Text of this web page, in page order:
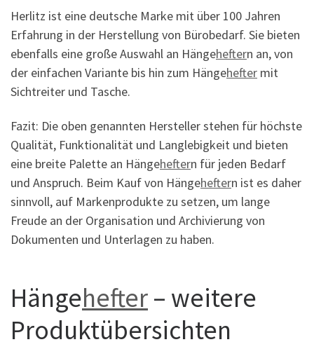
Herlitz ist eine deutsche Marke mit über 100 Jahren
Erfahrung in der Herstellung von Bürobedarf. Sie bieten
ebenfalls eine große Auswahl an Hängeheftern an, von
der einfachen Variante bis hin zum Hängehefter mit
Sichtreiter und Tasche.
Fazit: Die oben genannten Hersteller stehen für höchste
Qualität, Funktionalität und Langlebigkeit und bieten
eine breite Palette an Hängeheftern für jeden Bedarf
und Anspruch. Beim Kauf von Hängeheftern ist es daher
sinnvoll, auf Markenprodukte zu setzen, um lange
Freude an der Organisation und Archivierung von
Dokumenten und Unterlagen zu haben.
Hängehefter– weitere
Produktübersichten